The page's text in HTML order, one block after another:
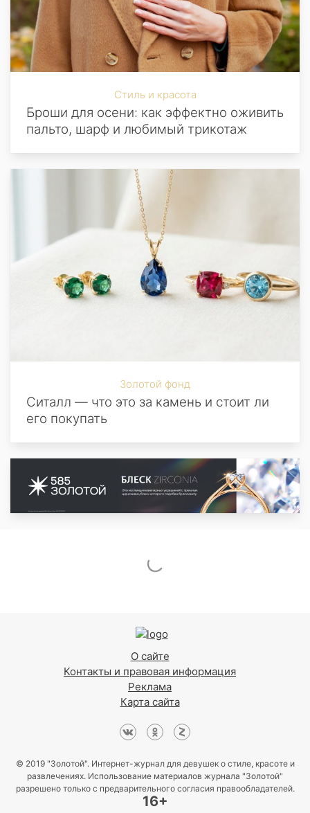
Стиль и красота
Броши для осени: как эффектно оживить
пальто, шарф и любимый трикотаж
Золотой фонд
Ситалл — что это за камень и стоит ли
его покупать
О сайте
Контакты и правовая информация
Реклама
Карта сайта
© 2019 "Золотой". Интернет-журнал для девушек о стиле, красоте и
развлечениях. Использование материалов журнала "Золотой"
разрешено только с предварительного согласия правообладателей.
16+